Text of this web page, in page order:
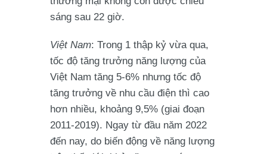
sáng sau 22 giờ.
Việt Nam: Trong 1 thập kỷ vừa qua,
tốc độ tăng trưởng năng lượng của
Việt Nam tăng 5-6% nhưng tốc độ
tăng trưởng về nhu cầu điện thì cao
hơn nhiều, khoảng 9,5% (giai đoạn
2011-2019). Ngay từ đầu năm 2022
đến nay, do biến động về năng lượng